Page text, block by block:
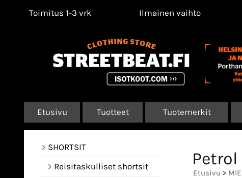
Toimitus 1-3 vrk Ilmainen vaihto
Etusivu Tuotteet Tuotemerkit
SHORTSIT
Reisitaskulliset shortsit
Etusivu >